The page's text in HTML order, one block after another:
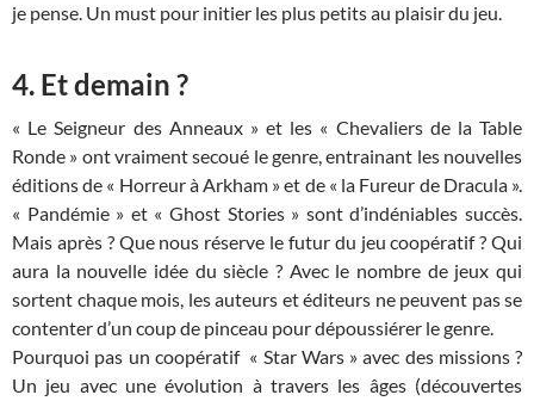
je pense. Un must pour initier les plus petits au plaisir du jeu.
4. Et demain ?
« Le Seigneur des Anneaux » et les « Chevaliers de la Table
Ronde » ont vraiment secoué le genre, entrainant les nouvelles
éditions de « Horreur à Arkham » et de « la Fureur de Dracula ».
« Pandémie » et « Ghost Stories » sont d’indéniables succès.
Mais après ? Que nous réserve le futur du jeu coopératif ? Qui
aura la nouvelle idée du siècle ? Avec le nombre de jeux qui
sortent chaque mois, les auteurs et éditeurs ne peuvent pas se
contenter d’un coup de pinceau pour dépoussiérer le genre.
Pourquoi pas un coopératif « Star Wars » avec des missions ?
Un jeu avec une évolution à travers les âges (découvertes